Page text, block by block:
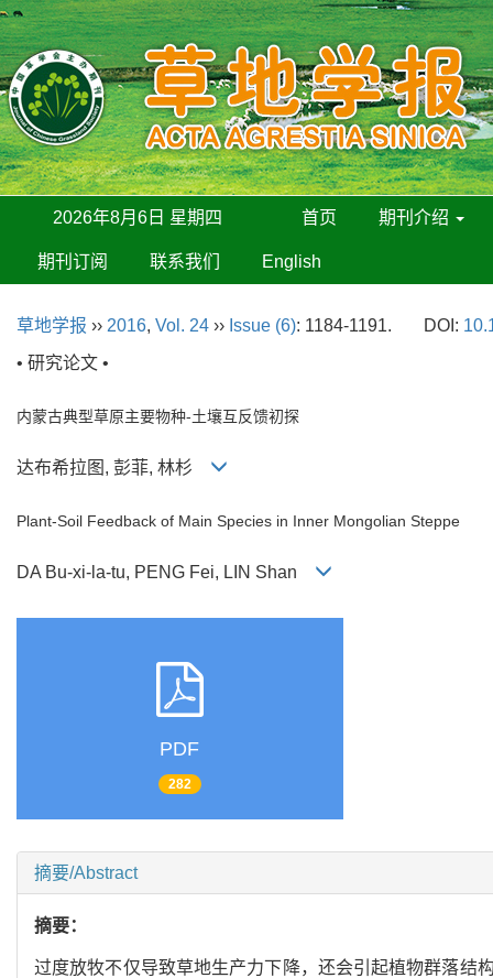
2026年8月6日 星期四 首页 期刊介绍
期刊订阅 联系我们 English
草地学报 ›› 2016, Vol. 24 ›› Issue (6): 1184-1191. DOI:
• 研究论文 •
内蒙古典型草原主要物种-土壤互反馈初探
达布希拉图, 彭菲, 林杉
Plant-Soil Feedback of Main Species in Inner Mongolian Steppe
DA Bu-xi-la-tu, PENG Fei, LIN Shan
PDF
282
摘要/Abstract
摘要：
过度放牧不仅导致草地生产力下降，还会引起植物群落结